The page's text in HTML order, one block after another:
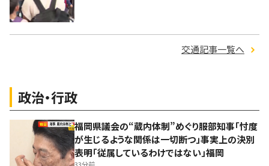
交通記事一覧へ
政治・行政
福岡県議会の“蔵内体制”めぐり服部知事「忖度
が生じるような関係は一切断つ」事実上の決別
表明「従属しているわけではない」福岡